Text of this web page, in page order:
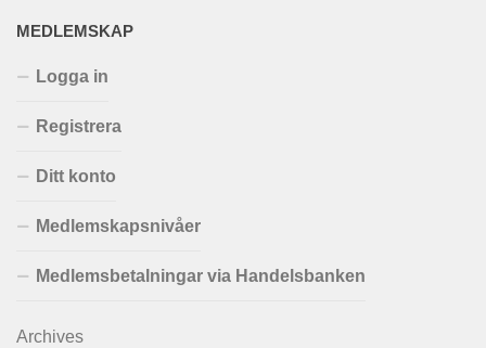
MEDLEMSKAP
Logga in
Registrera
Ditt konto
Medlemskapsnivåer
Medlemsbetalningar via Handelsbanken
Archives